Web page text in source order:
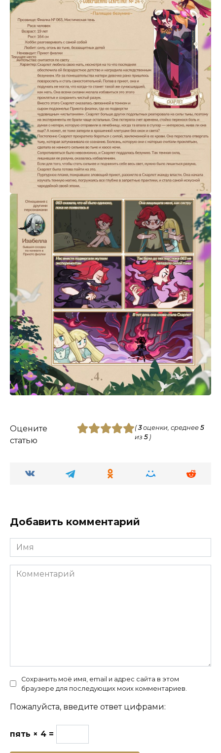
Оцените
статью
(3оценки, среднее 5
из 5)
Добавить комментарий
Имя
Комментарий
Сохранить моё имя, email и адрес сайта в этом
браузере для последующих моих комментариев.
Пожалуйста, введите ответ цифрами:
пять × 4 =